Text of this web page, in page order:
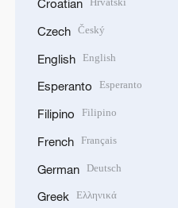
Croatian
Czech Český
English English
Esperanto Esperanto
Filipino Filipino
French Français
German Deutsch
Greek Ελληνικά